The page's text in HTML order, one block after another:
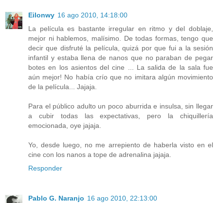
Eilonwy 16 ago 2010, 14:18:00
La película es bastante irregular en ritmo y del doblaje,
mejor ni hablemos, malísimo. De todas formas, tengo que
decir que disfruté la película, quizá por que fui a la sesión
infantil y estaba llena de nanos que no paraban de pegar
botes en los asientos del cine ... La salida de la sala fue
aún mejor! No había crío que no imitara algún movimiento
de la película... Jajaja.
Para el público adulto un poco aburrida e insulsa, sin llegar
a cubir todas las expectativas, pero la chiquillería
emocionada, oye jajaja.
Yo, desde luego, no me arrepiento de haberla visto en el
cine con los nanos a tope de adrenalina jajaja.
Responder
Pablo G. Naranjo 16 ago 2010, 22:13:00